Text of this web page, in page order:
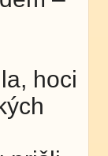
hoci